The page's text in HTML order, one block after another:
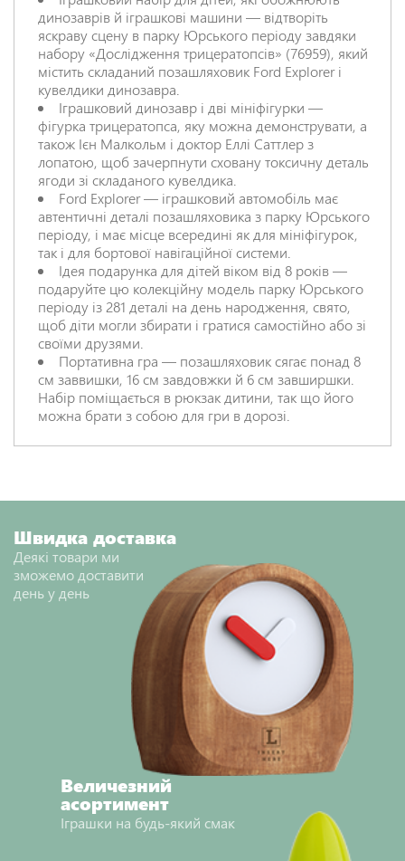
динозаврів й іграшкові машини — відтворіть
яскраву сцену в парку Юрського періоду завдяки
набору «Дослідження трицератопсів» (76959), який
містить складаний позашляховик Ford Explorer і
кувелдики динозавра.
Іграшковий динозавр і дві мініфігурки —
фігурка трицератопса, яку можна демонструвати, а
також Ієн Малкольм і доктор Еллі Саттлер з
лопатою, щоб зачерпнути сховану токсичну деталь
ягоди зі складаного кувелдика.
Ford Explorer — іграшковий автомобіль має
автентичні деталі позашляховика з парку Юрського
періоду, і має місце всередині як для мініфігурок,
так і для бортової навігаційної системи.
Ідея подарунка для дітей віком від 8 років —
подаруйте цю колекційну модель парку Юрського
періоду із 281 деталі на день народження, свято,
щоб діти могли збирати і гратися самостійно або зі
своїми друзями.
Портативна гра — позашляховик сягає понад 8
см заввишки, 16 см завдовжки й 6 см завширшки.
Набір поміщається в рюкзак дитини, так що його
можна брати з собою для гри в дорозі.
Швидка доставка
Деякі товари ми
зможемо доставити
день у день
Величезний
асортимент
Іграшки на будь-який смак